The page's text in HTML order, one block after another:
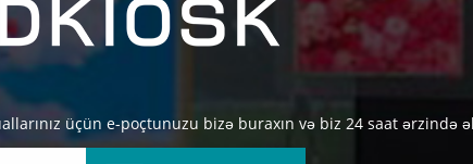
üçün e-poçtunuzu bizə buraxın və biz 24 saat ərzində